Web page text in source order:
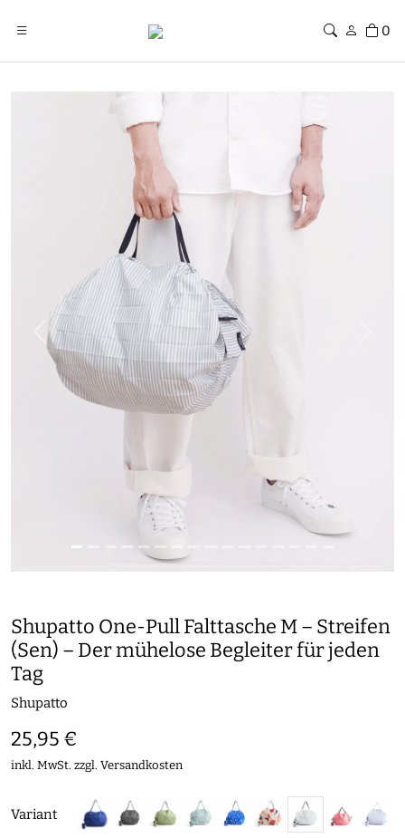
0
Previous
Shupatto One-Pull Falttasche M – Streifen
(Sen) – Der mühelose Begleiter für jeden
Tag
Shupatto
25,95 €
inkl. MwSt. zzgl. Versandkosten
Variant